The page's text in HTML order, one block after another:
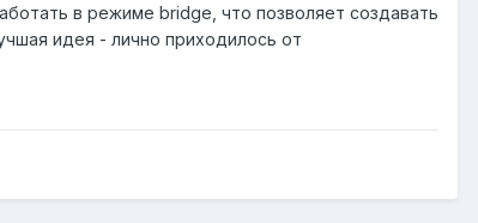
в режиме bridge, что позволяет создавать
идея - лично приходилось от